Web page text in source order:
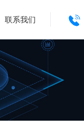
联系我们